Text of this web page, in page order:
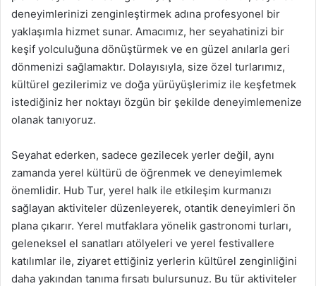
deneyimlerinizi zenginleştirmek adına profesyonel bir
yaklaşımla hizmet sunar. Amacımız, her seyahatinizi bir
keşif yolculuğuna dönüştürmek ve en güzel anılarla geri
dönmenizi sağlamaktır. Dolayısıyla, size özel turlarımız,
kültürel gezilerimiz ve doğa yürüyüşlerimiz ile keşfetmek
istediğiniz her noktayı özgün bir şekilde deneyimlemenize
olanak tanıyoruz.
Seyahat ederken, sadece gezilecek yerler değil, aynı
zamanda yerel kültürü de öğrenmek ve deneyimlemek
önemlidir. Hub Tur, yerel halk ile etkileşim kurmanızı
sağlayan aktiviteler düzenleyerek, otantik deneyimleri ön
plana çıkarır. Yerel mutfaklara yönelik gastronomi turları,
geleneksel el sanatları atölyeleri ve yerel festivallere
katılımlar ile, ziyaret ettiğiniz yerlerin kültürel zenginliğini
daha yakından tanıma fırsatı bulursunuz. Bu tür aktiviteler